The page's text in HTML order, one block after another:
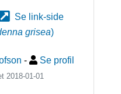
Se link-side
grisea)
- Se profil
2018-01-01